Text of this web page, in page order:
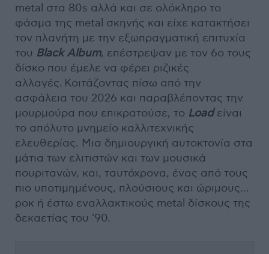
metal στα 80s αλλά και σε ολόκληρο το
φάσμα της metal σκηνής και είχε κατακτήσει
τον πλανήτη με την εξωπραγματική επιτυχία
του Black Album, επέστρεψαν με τον 6ο τους
δίσκο που έμελε να φέρει ριζικές
αλλαγές. Κοιτάζοντας πίσω από την
ασφάλεια του 2026 και παραβλέποντας την
μουρμούρα που επικρατούσε, το Load είναι
το απόλυτο μνημείο καλλιτεχνικής
ελευθερίας. Μια δημιουργική αυτοκτονία στα
μάτια των ελιτιστών και των μουσικά
πουριτανών, και, ταυτόχρονα, ένας από τους
πιο υποτιμημένους, πλούσιους και ώριμους…
ροκ ή έστω εναλλακτικούς metal δίσκους της
δεκαετίας του '90.